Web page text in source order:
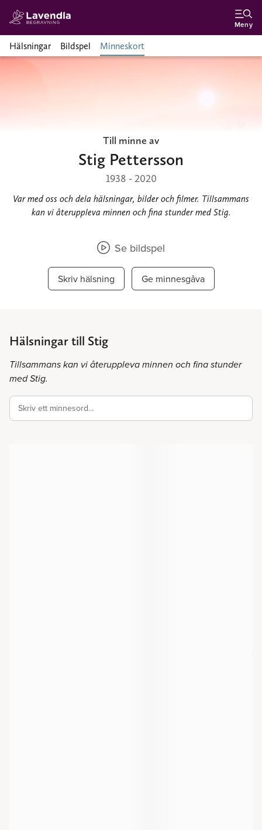
Meny
Hälsningar Bildspel Minneskort
Till minne av
Stig Pettersson
1938 - 2020
Var med oss och dela hälsningar, bilder och filmer. Tillsammans
kan vi återuppleva minnen och fina stunder med Stig.
Se bildspel
Skriv hälsning Ge minnesgåva
Hälsningar till Stig
Tillsammans kan vi återuppleva minnen och fina stunder
med Stig.
Skriv ett minnesord…